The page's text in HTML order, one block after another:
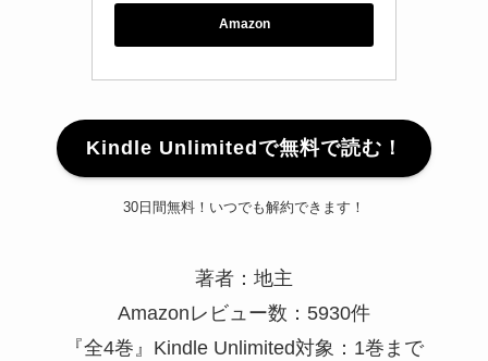
Amazon
Kindle Unlimitedで無料で読む！
30日間無料！いつでも解約できます！
著者：地主
Amazonレビュー数：5930件
『全4巻』Kindle Unlimited対象：1巻まで